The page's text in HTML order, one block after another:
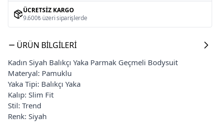
ÜCRETSIZ KARGO
9.600₺ üzeri siparişlerde
ÜRÜN BILGILERI
Kadın Siyah Balıkçı Yaka Parmak Geçmeli Bodysuit
Materyal: Pamuklu
Yaka Tipi: Balıkçı Yaka
Kalıp: Slim Fit
Stil: Trend
Renk: Siyah